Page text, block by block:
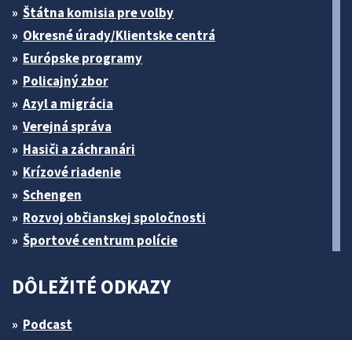
Štátna komisia pre volby
Okresné úrady/Klientske centrá
Európske programy
Policajný zbor
Azyl a migrácia
Verejná správa
Hasiči a záchranári
Krízové riadenie
Schengen
Rozvoj občianskej spoločnosti
Športové centrum polície
DÔLEŽITÉ ODKAZY
Podcast